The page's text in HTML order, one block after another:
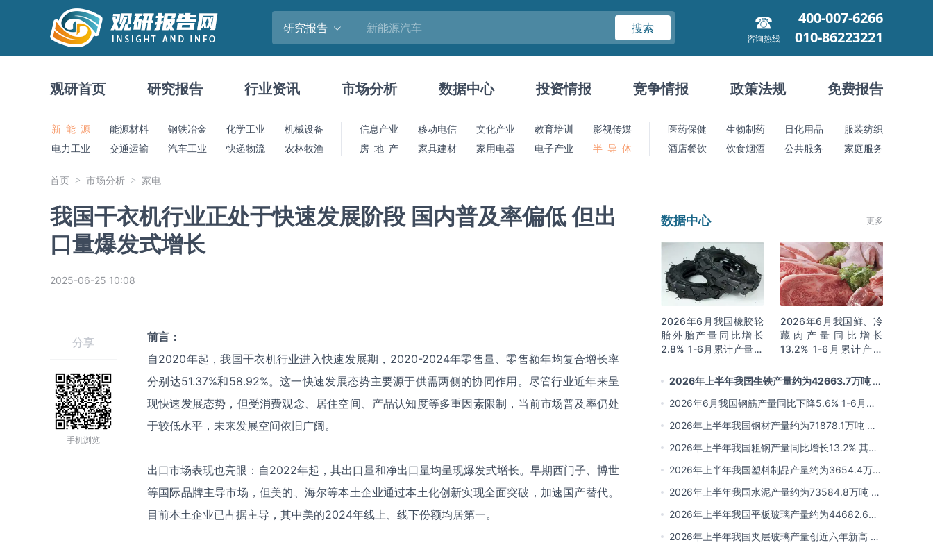
研究报告 搜索
咨询热线
400-007-6266
010-86223221
观研首页 研究报告 行业资讯 市场分析 数据中心 投资情报 竞争情报 政策法规 免费报告
新 能 源 能源材料 钢铁冶金 化学工业
机械设备
电力工业
交通运输 汽车工业 快递物流 农林牧渔
信息产业 移动电信 文化产业 教育培训
影视传媒
房 地 产
家具建材 家用电器 电子产业 半 导 体
医药保健 生物制药 日化用品
服装纺织
酒店餐饮
饮食烟酒 公共服务 家庭服务
首页 市场分析 家电
我国干衣机行业正处于快速发展阶段 国内普及率偏低 但出
口量爆发式增长
2025-06-25 10:08
分享
手机浏览
前言：
自2020年起，我国干衣机行业进入快速发展期，2020-2024年零售量、零售额年均复合增长率
分别达51.37%和58.92%。这一快速发展态势主要源于供需两侧的协同作用。尽管行业近年来呈
现快速发展态势，但受消费观念、居住空间、产品认知度等多重因素限制，当前市场普及率仍处
于较低水平，未来发展空间依旧广阔。
出口市场表现也亮眼：自2022年起，其出口量和净出口量均呈现爆发式增长。早期西门子、博世
等国际品牌主导市场，但美的、海尔等本土企业通过本土化创新实现全面突破，加速国产替代。
目前本土企业已占据主导，其中美的2024年线上、线下份额均居第一。
数据中心 更多
2026年6月我国橡胶轮
胎外胎产量同比增长
2.8% 1-6月累计产量同
2026年6月我国鲜、冷
藏肉产量同比增长
13.2% 1-6月累计产量
2026年上半年我国生铁产量约为42663.7万吨 同
比下降2.8% 其中河北产量占比22.7%排名第一
2026年6月我国钢筋产量同比下降5.6% 1-6月累
计产量同比下降10.7%
2026年上半年我国钢材产量约为71878.1万吨 同
比下降0.9% 其中河北以超亿吨产量排名第一
2026年上半年我国粗钢产量同比增长13.2% 其中
河北产量占比21.5%位居首位
2026年上半年我国塑料制品产量约为3654.4万吨
其中江苏、浙江产量分别占比18.9%、16.0%
2026年上半年我国水泥产量约为73584.8万吨 同
比下降8% 其中广东、浙江和安徽分别排名前三
2026年上半年我国平板玻璃产量约为44682.6万
重量箱 同比下降5.7% 其中河北产量最多 占比
2026年上半年我国夹层玻璃产量创近六年新高 约